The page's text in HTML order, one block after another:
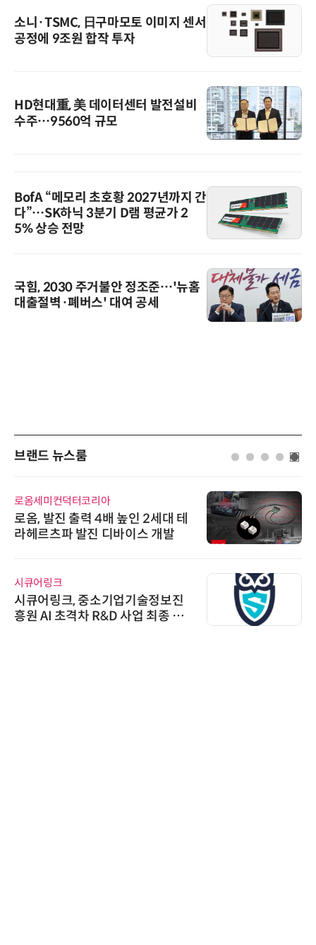
소니·TSMC, 日구마모토 이미지 센서
공정에 9조원 합작 투자
HD현대重, 美 데이터센터 발전설비
수주…9560억 규모
BofA “메모리 초호황 2027년까지 간
다”…SK하닉 3분기 D램 평균가 2
5% 상승 전망
국힘, 2030 주거불안 정조준…'뉴홈
대출절벽·폐버스' 대여 공세
브랜드 뉴스룸
로옴세미컨덕터코리아
로옴, 발진 출력 4배 높인 2세대 테
라헤르츠파 발진 디바이스 개발
시큐어링크
시큐어링크, 중소기업기술정보진
흥원 AI 초격차 R&D 사업 최종 선